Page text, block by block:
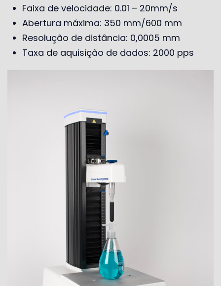
Faixa de velocidade: 0.01 – 20mm/s
Abertura máxima: 350 mm/600 mm
Resolução de distância: 0,0005 mm
Taxa de aquisição de dados: 2000 pps